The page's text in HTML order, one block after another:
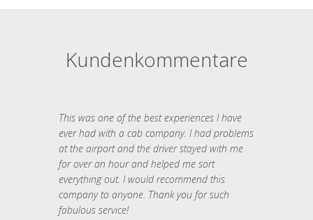
Kundenkommentare
This was one of the best experiences I have
ever had with a cab company. I had problems
at the airport and the driver stayed with me
for over an hour and helped me sort
everything out. I would recommend this
company to anyone. Thank you for such
fabulous service!